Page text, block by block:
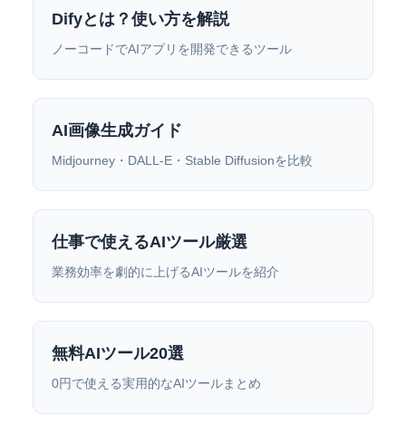
Difyとは？使い方を解説
ノーコードでAIアプリを開発できるツール
AI画像生成ガイド
Midjourney・DALL-E・Stable Diffusionを比較
仕事で使えるAIツール厳選
業務効率を劇的に上げるAIツールを紹介
無料AIツール20選
0円で使える実用的なAIツールまとめ